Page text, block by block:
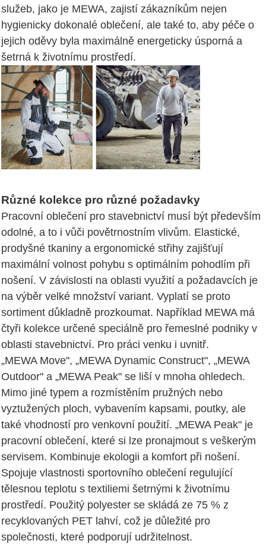
služeb, jako je MEWA, zajistí zákazníkům nejen
hygienicky dokonalé oblečení, ale také to, aby péče o
jejich oděvy byla maximálně energeticky úsporná a
šetrná k životnímu prostředí.
Různé kolekce pro různé požadavky
Pracovní oblečení pro stavebnictví musí být především
odolné, a to i vůči povětrnostním vlivům. Elastické,
prodyšné tkaniny a ergonomické střihy zajišťují
maximální volnost pohybu s optimálním pohodlím při
nošení. V závislosti na oblasti využití a požadavcích je
na výběr velké množství variant. Vyplatí se proto
sortiment důkladně prozkoumat. Například MEWA má
čtyři kolekce určené speciálně pro řemeslné podniky v
oblasti stavebnictví. Pro práci venku i uvnitř.
„MEWA Move", „MEWA Dynamic Construct", „MEWA
Outdoor" a „MEWA Peak" se liší v mnoha ohledech.
Mimo jiné typem a rozmístěním pružných nebo
vyztužených ploch, vybavením kapsami, poutky, ale
také vhodností pro venkovní použití. „MEWA Peak" je
pracovní oblečení, které si lze pronajmout s veškerým
servisem. Kombinuje ekologii a komfort při nošení.
Spojuje vlastnosti sportovního oblečení regulující
tělesnou teplotu s textiliemi šetrnými k životnímu
prostředí. Použitý polyester se skládá ze 75 % z
recyklovaných PET lahví, což je důležité pro
společnosti, které podporují udržitelnost.